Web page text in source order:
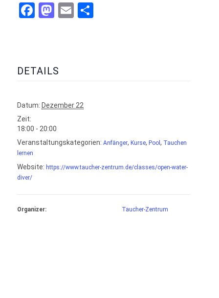
Facebook
Mastodon
Email
DETAILS
Datum: Dezember 22
Zeit:
18:00 - 20:00
Veranstaltungskategorien: Anfänger, Kurse, Pool , Tauchen
lernen
Website: https://www.taucher-zentrum.de/classes/open-water-
diver/
Organizer: Taucher-Zentrum